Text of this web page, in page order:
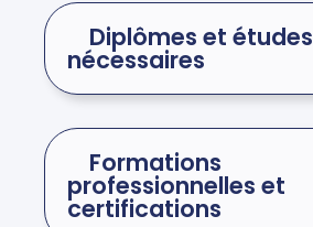
Diplômes et études
nécessaires
Formations
professionnelles et
certifications